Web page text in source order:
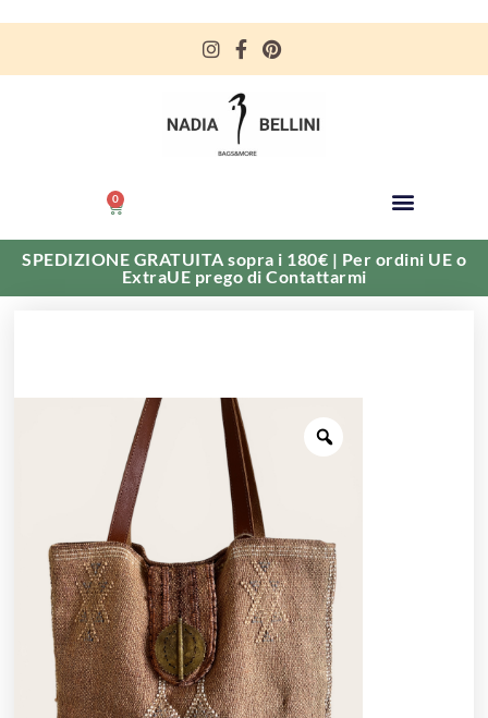
0
SPEDIZIONE GRATUITA sopra i 180€ | Per ordini UE o
ExtraUE prego di Contattarmi